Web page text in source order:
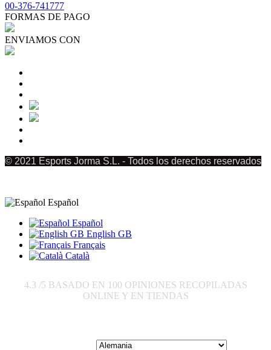
00-376-741777
FORMAS DE PAGO
ENVIAMOS CON
© 2021 Esports Jorma S.L. - Todos los derechos reservados
Español
Español
English GB
Français
Català
4.3 /5 BASADO EN 100 OPINIONES RECOPILADAS
ONLINE Y EN TIENDAS